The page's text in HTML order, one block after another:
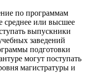
по программам
среднее или высшее
выпускники
заведений
подготовки
могут поступать
магистратуры и